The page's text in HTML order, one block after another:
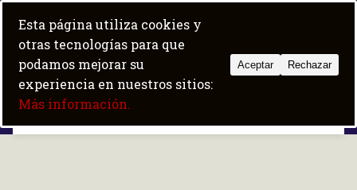
content
Trabaja con nosotros
Fit5 Albir
Esta página utiliza cookies y
otras tecnologías para que
podamos mejorar su
experiencia en nuestros sitios:
Más información.
Aceptar Rechazar